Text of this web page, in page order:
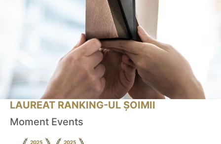
LAUREAT RANKING-UL ȘOIMII
Moment Events